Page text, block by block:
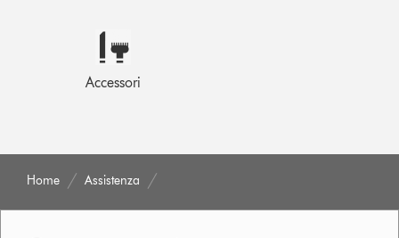
Accessori
Home Assistenza